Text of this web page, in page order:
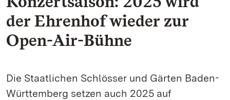
der Ehrenhof wieder zur
Open-Air-Bühne
Die Staatlichen Schlösser und Gärten Baden-
Württemberg setzen auch 2025 auf